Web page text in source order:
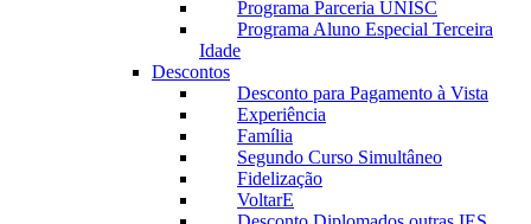
Programa Parceria UNISC
Programa Aluno Especial Terceira
Idade
Descontos
Desconto para Pagamento à Vista
Experiência
Família
Segundo Curso Simultâneo
Fidelização
VoltarE